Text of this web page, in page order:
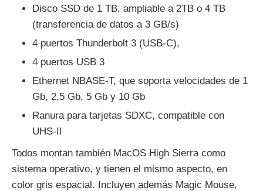
Disco SSD de 1 TB, ampliable a 2TB o 4 TB
(transferencia de datos a 3 GB/s)
4 puertos Thunderbolt 3 (USB‑C),
4 puertos USB 3
Ethernet NBASE-T, que soporta velocidades de 1
Gb, 2,5 Gb, 5 Gb y 10 Gb
Ranura para tarjetas SDXC, compatible con
UHS‑II
Todos montan también MacOS High Sierra como
sistema operativo, y tienen el mismo aspecto, en
color gris espacial. Incluyen además Magic Mouse,